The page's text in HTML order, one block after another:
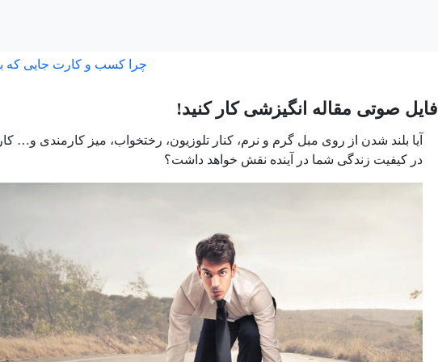
چرا کسب و کارت جایی که
فایل صوتی مقاله انگیزشی کار کنید!
آیا بلند شدن از روی مبل گرم و نرم، کنار تلوزیون، رختخواب، میز کارمندی
در کیفیت زندگی شما در آینده نقش خواهد داشت؟